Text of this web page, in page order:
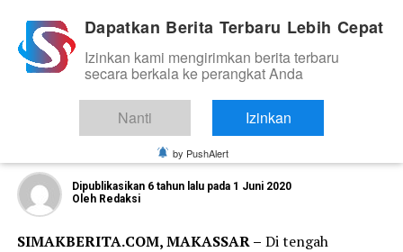
TOKOH
Layak Ditiru, Aksi Kepedulian Ketua RT
Khairil Yen Tuai Berbagai Pujian dari
Warga Makassar
Dipublikasikan 6 tahun lalu pada 1 Juni 2020
Oleh Redaksi
SIMAKBERITA.COM, MAKASSAR – Di tengah
Dapatkan Berita Terbaru Lebih Cepat
Izinkan kami mengirimkan berita terbaru
secara berkala ke perangkat Anda
Nanti Izinkan
by PushAlert